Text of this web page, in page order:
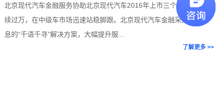
北京现代汽车金融服务协助北京现代汽车2016年上市三个月的销量连
续过万，在中级车市场迅速站稳脚跟。北京现代汽车金融采纳普强信
息的“千语千寻”解决方案，大幅提升服...
了解更多 >>